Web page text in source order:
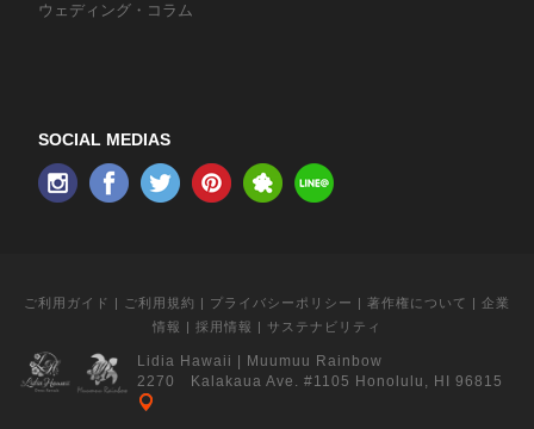
ウェディング・コラム
SOCIAL MEDIAS
ご利用ガイド | ご利用規約 | プライバシーポリシー | 著作権について | 企業
情報 | 採用情報 | サステナビリティ
Lidia Hawaii
Muumuu Rainbow
2270 Kalakaua Ave. #1105 Honolulu, HI 96815